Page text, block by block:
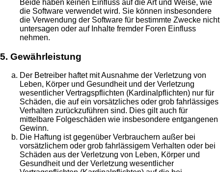
Beide haben keinen Einfluss auf die Art und Weise, wie
die Software verwendet wird. Sie können insbesondere
die Verwendung der Software für bestimmte Zwecke nicht
untersagen oder auf Inhalte fremder Foren Einfluss
nehmen.
5. Gewährleistung
Der Betreiber haftet mit Ausnahme der Verletzung von
Leben, Körper und Gesundheit und der Verletzung
wesentlicher Vertragspflichten (Kardinalpflichten) nur für
Schäden, die auf ein vorsätzliches oder grob fahrlässiges
Verhalten zurückzuführen sind. Dies gilt auch für
mittelbare Folgeschäden wie insbesondere entgangenen
Gewinn.
Die Haftung ist gegenüber Verbrauchern außer bei
vorsätzlichem oder grob fahrlässigem Verhalten oder bei
Schäden aus der Verletzung von Leben, Körper und
Gesundheit und der Verletzung wesentlicher